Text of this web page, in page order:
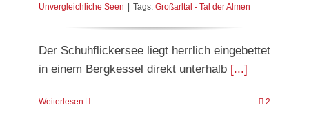
Unvergleichliche Seen | Tags: Großarltal - Tal der Almen
Der Schuhflickersee liegt herrlich eingebettet
in einem Bergkessel direkt unterhalb [...]
Weiterlesen 2